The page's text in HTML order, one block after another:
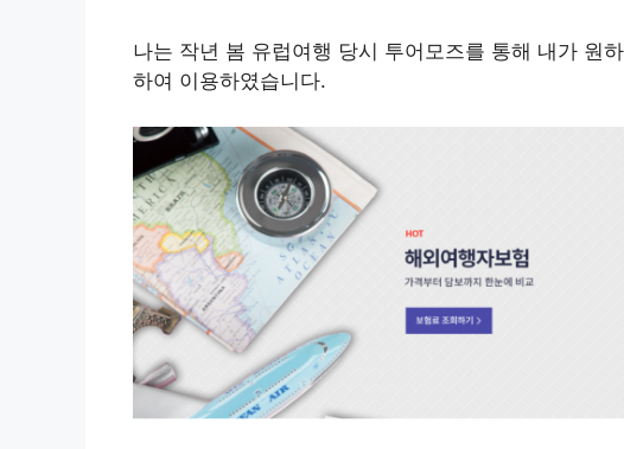
나는 작년 봄 유럽여행 당시 투어모즈를 통해 내가 원
하여 이용하였습니다.